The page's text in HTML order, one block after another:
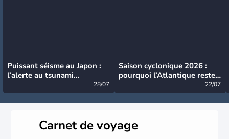
Puissant séisme au Japon :
l’alerte au tsunami
28/07
Saison cyclonique 2026 :
pourquoi l’Atlantique reste
22/07
Carnet de voyage